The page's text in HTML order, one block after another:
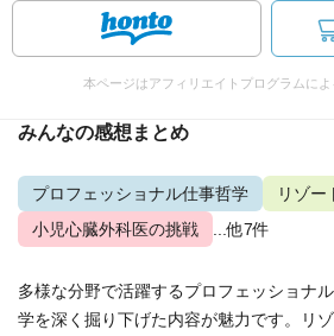
本ページはアフィリエイトプログラムに
みんなの感想まとめ
プロフェッショナル仕事哲学
リゾー
小児心臓外科医の挑戦
...他7件
多様な分野で活躍するプロフェッショナ
学を深く掘り下げた内容が魅力です。リ